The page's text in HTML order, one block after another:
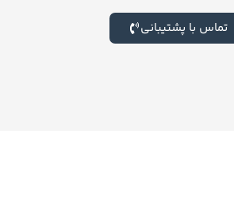
تماس با پشتیبانی